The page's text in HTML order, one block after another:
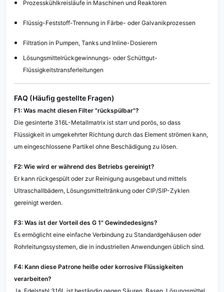
Prozesskühlkreisläufe in Maschinen und Reaktoren
Flüssig-Feststoff-Trennung in Färbe- oder Galvanikprozessen
Filtration in Pumpen, Tanks und Inline-Dosierern
Lösungsmittelrückgewinnungs- oder Schüttgut-
Flüssigkeitstransferleitungen
FAQ (Häufig gestellte Fragen)
F1: Was macht diesen Filter "rückspülbar"?
Die gesinterte 316L-Metallmatrix ist starr und porös, so dass
Flüssigkeit in umgekehrter Richtung durch das Element strömen kann,
um eingeschlossene Partikel ohne Beschädigung zu lösen.
F2: Wie wird er während des Betriebs gereinigt?
Er kann rückgespült oder zur Reinigung ausgebaut und mittels
Ultraschallbädern, Lösungsmitteltränkung oder CIP/SIP-Zyklen
gereinigt werden.
F3: Was ist der Vorteil des G 1" Gewindedesigns?
Es ermöglicht eine einfache Verbindung zu Standardgehäusen oder
Rohrleitungssystemen, die in industriellen Anwendungen üblich sind.
F4: Kann diese Patrone heiße oder korrosive Flüssigkeiten
verarbeiten?